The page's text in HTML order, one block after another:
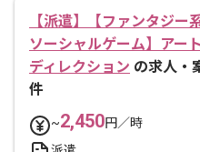
【派遣】【ファンタジー
ソーシャルゲーム】アート
ディレクション の求人・
件
~2,450円／時